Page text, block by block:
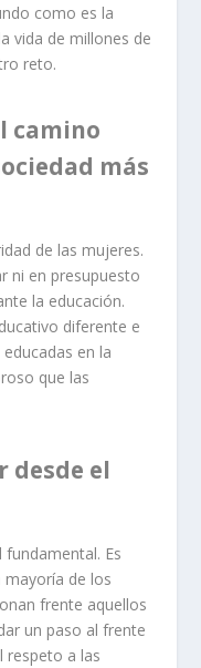
como es la
vida de millones de
reto.
camino
más
de las mujeres.
ni en presupuesto
la educación.
diferente e
en la
que las
desde el
Es
de los
frente aquellos
un paso al frente
respeto a las